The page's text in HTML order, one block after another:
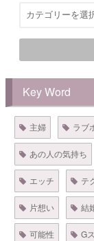
Key Word
主婦 ラブ
あの人の気持ち
エッチ テ
片想い 結
可能性 G